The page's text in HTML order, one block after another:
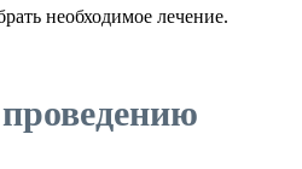
необходимое лечение.